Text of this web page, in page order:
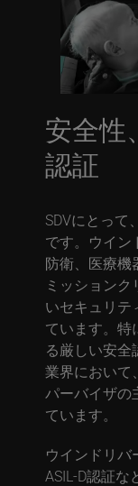
安全性
認証
SDVにとって
です。ウイン
防衛、医療機
ミッション
いセキュリテ
ています。特
る厳しい安
業界において
パーバイザの
ています。
ウインドリバ
ASIL-D認証な